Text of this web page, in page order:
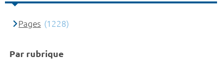
Pages (1228)
Par rubrique